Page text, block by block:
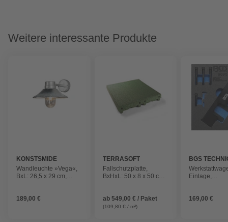
Weitere interessante Produkte
KONSTSMIDE
Wandleuchte »Vega«,
BxL: 26,5 x 29 cm,
189,00 €
TERRASOFT
Fallschutzplatte,
BxHxL: 50 x 8 x 50 cm,
ab 549,00 € / Paket
(109,80 € / m²)
BGS
Einlage,
169,00 €